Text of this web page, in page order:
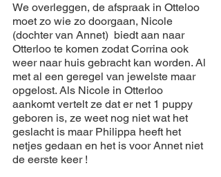
We overleggen, de afspraak in Otteloo
moet zo wie zo doorgaan, Nicole
(dochter van Annet)  biedt aan naar
Otterloo te komen zodat Corrina ook
weer naar huis gebracht kan worden. Al
met al een geregel van jewelste maar
opgelost. Als Nicole in Otterloo
aankomt vertelt ze dat er net 1 puppy
geboren is, ze weet nog niet wat het
geslacht is maar Philippa heeft het
netjes gedaan en het is voor Annet niet
de eerste keer !